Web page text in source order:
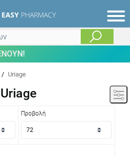
EASY PHARMACY
/ Uriage
Uriage
Προβολή